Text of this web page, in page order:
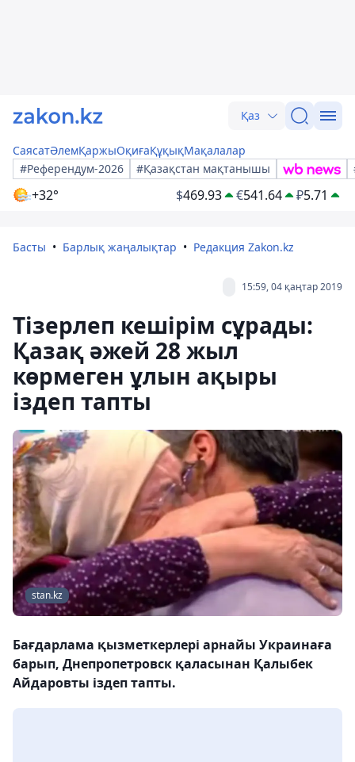
Қаз
СаясатӘлемҚаржыОқиғаҚұқықМақалалар
#Референдум-2026
#Қазақстан мақтанышы
+32° $469.93 €541.64 ₽5.71
Басты Барлық жаңалықтар Редакция Zakon.kz
15:59, 04 қаңтар 2019
Тізерлеп кешірім сұрады:
Қазақ әжей 28 жыл
көрмеген ұлын ақыры
іздеп тапты
stan.kz
Бағдарлама қызметкерлері арнайы Украинаға
барып, Днепропетровск қаласынан Қалыбек
Айдаровты іздеп тапты.